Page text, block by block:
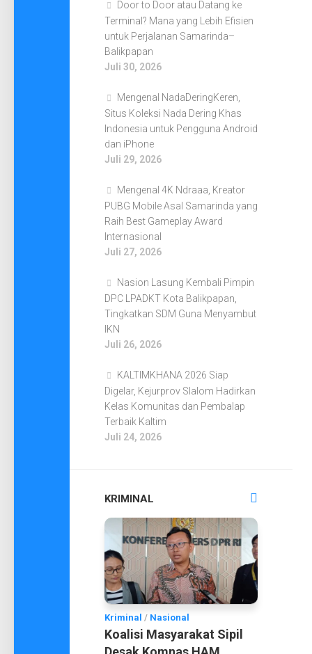
Door to Door atau Datang ke
Terminal? Mana yang Lebih Efisien
untuk Perjalanan Samarinda–
Balikpapan
Juli 30, 2026
Mengenal NadaDeringKeren,
Situs Koleksi Nada Dering Khas
Indonesia untuk Pengguna Android
dan iPhone
Juli 29, 2026
Mengenal 4K Ndraaa, Kreator
PUBG Mobile Asal Samarinda yang
Raih Best Gameplay Award
Internasional
Juli 27, 2026
Nasion Lasung Kembali Pimpin
DPC LPADKT Kota Balikpapan,
Tingkatkan SDM Guna Menyambut
IKN
Juli 26, 2026
KALTIMKHANA 2026 Siap
Digelar, Kejurprov Slalom Hadirkan
Kelas Komunitas dan Pembalap
Terbaik Kaltim
Juli 24, 2026
KRIMINAL
Kriminal / Nasional
Koalisi Masyarakat Sipil